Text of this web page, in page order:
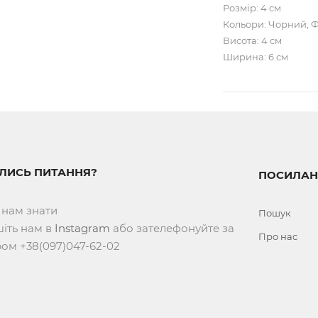
Розмір: 4 см
Кольори: Чорний,
Висота: 4 см
Ширина: 6 см
ПИТАННЯ?
знати
нам в Instagram або зателефонуйте за
+38(097)047-62-02
Пошук
Про нас